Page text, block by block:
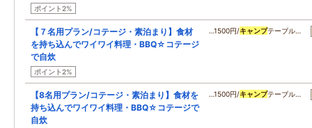
ポイント2%
【７名用プラン/コテージ・素泊まり】食材
を持ち込んでワイワイ料理・BBQ☆コテージ
で自炊
ポイント2%
…1500円/キャンプテーブル…
【8名用プラン/コテージ・素泊まり】食材を
持ち込んでワイワイ料理・BBQ☆コテージで
自炊
…1500円/キャンプテーブル…